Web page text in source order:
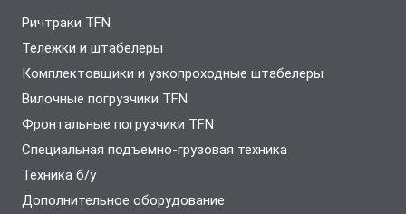
Ричтраки TFN
Тележки и штабелеры
Комплектовщики и узкопроходные штабелеры
Вилочные погрузчики TFN
Фронтальные погрузчики TFN
Специальная подъемно-грузовая техника
Техника б/у
Дополнительное оборудование